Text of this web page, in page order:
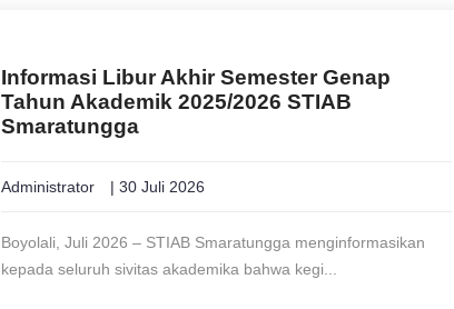
Informasi Libur Akhir Semester Genap
Tahun Akademik 2025/2026 STIAB
Smaratungga
Administrator | 30 Juli 2026
Boyolali, Juli 2026 – STIAB Smaratungga menginformasikan
kepada seluruh sivitas akademika bahwa kegi...